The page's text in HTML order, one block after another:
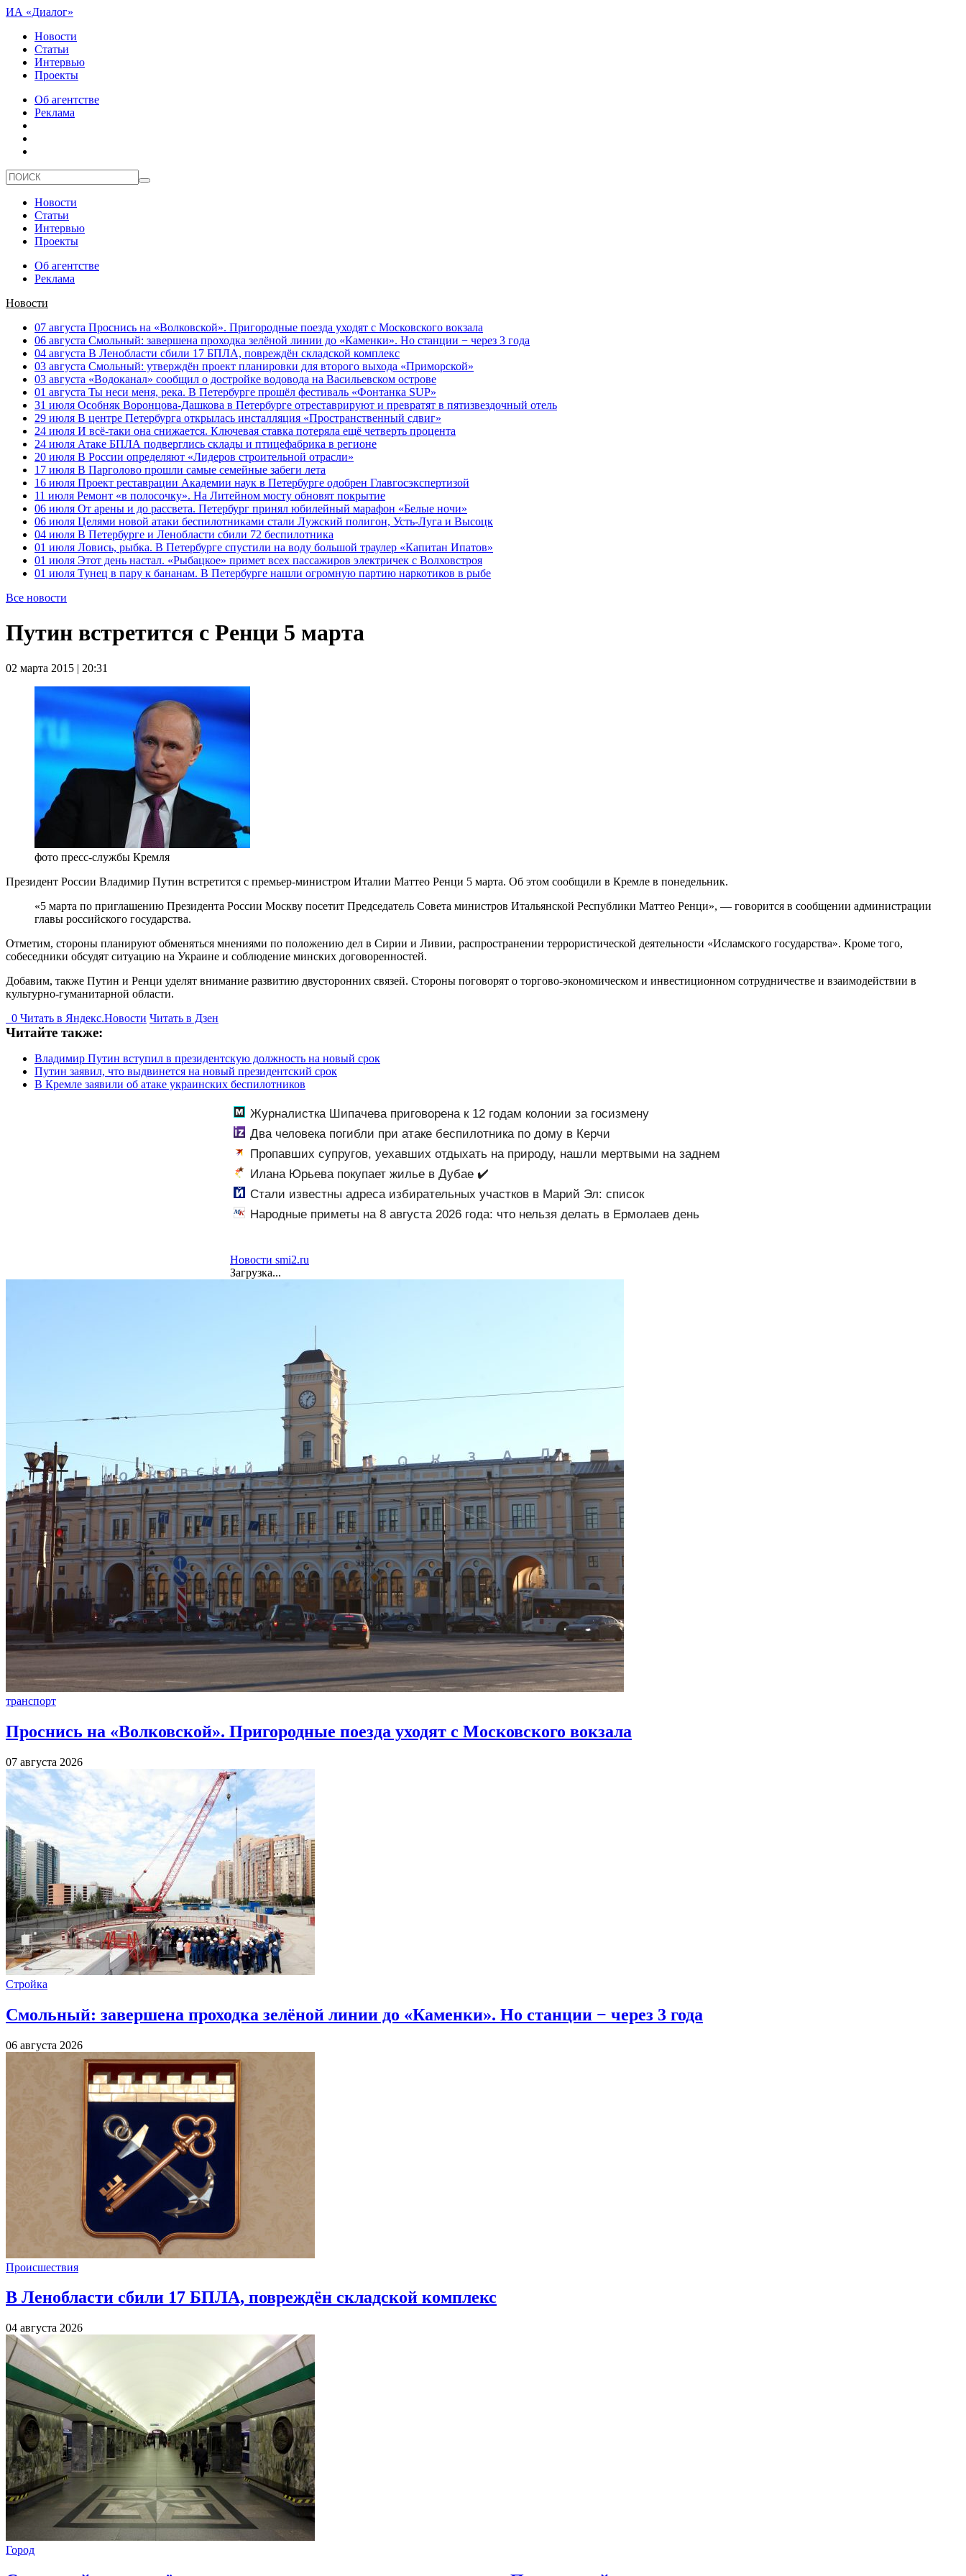
ИА «Диалог»
Новости
Статьи
Интервью
Проекты
Об агентстве
Реклама
Новости
Статьи
Интервью
Проекты
Об агентстве
Реклама
Новости
07 августа Проснись на «Волковской». Пригородные поезда уходят с Московского вокзала
06 августа Смольный: завершена проходка зелёной линии до «Каменки». Но станции − через 3 года
04 августа В Ленобласти сбили 17 БПЛА, повреждён складской комплекс
03 августа Смольный: утверждён проект планировки для второго выхода «Приморской»
03 августа «Водоканал» сообщил о достройке водовода на Васильевском острове
01 августа Ты неси меня, река. В Петербурге прошёл фестиваль «Фонтанка SUP»
31 июля Особняк Воронцова-Дашкова в Петербурге отреставрируют и превратят в пятизвездочный отель
29 июля В центре Петербурга открылась инсталляция «Пространственный сдвиг»
24 июля И всё-таки она снижается. Ключевая ставка потеряла ещё четверть процента
24 июля Атаке БПЛА подверглись склады и птицефабрика в регионе
20 июля В России определяют «Лидеров строительной отрасли»
17 июля В Парголово прошли самые семейные забеги лета
16 июля Проект реставрации Академии наук в Петербурге одобрен Главгосэкспертизой
11 июля Ремонт «в полосочку». На Литейном мосту обновят покрытие
06 июля От арены и до рассвета. Петербург принял юбилейный марафон «Белые ночи»
06 июля Целями новой атаки беспилотниками стали Лужский полигон, Усть-Луга и Высоцк
04 июля В Петербурге и Ленобласти сбили 72 беспилотника
01 июля Ловись, рыбка. В Петербурге спустили на воду большой траулер «Капитан Ипатов»
01 июля Этот день настал. «Рыбацкое» примет всех пассажиров электричек с Волховстроя
01 июля Тунец в пару к бананам. В Петербурге нашли огромную партию наркотиков в рыбе
Все новости
Путин встретится с Ренци 5 марта
02 марта 2015 | 20:31
фото пресс-службы Кремля
Президент России Владимир Путин встретится с премьер-министром Италии Маттео Ренци 5 марта. Об этом сообщили в Кремле в понедельник.
«5 марта по приглашению Президента России Москву посетит Председатель Совета министров Итальянской Республики Маттео Ренци», — говорится в сообщении администрации
главы российского государства.
Отметим, стороны планируют обменяться мнениями по положению дел в Сирии и Ливии, распространении террористической деятельности «Исламского государства». Кроме того,
собеседники обсудят ситуацию на Украине и соблюдение минских договоренностей.
Добавим, также Путин и Ренци уделят внимание развитию двусторонних связей. Стороны поговорят о торгово-экономическом и инвестиционном сотрудничестве и взаимодействии в
культурно-гуманитарной области.
0 Читать в Яндекс.Новости Читать в Дзен
Читайте также:
Владимир Путин вступил в президентскую должность на новый срок
Путин заявил, что выдвинется на новый президентский срок
В Кремле заявили об атаке украинских беспилотников
Журналистка Шипачева приговорена к 12 годам колонии за госизмену
Два человека погибли при атаке беспилотника по дому в Керчи
Пропавших супругов, уехавших отдыхать на природу, нашли мертвыми на заднем
сиденье автомобиля
Илана Юрьева покупает жилье в Дубае ✔️
Стали известны адреса избирательных участков в Марий Эл: список
Народные приметы на 8 августа 2026 года: что нельзя делать в Ермолаев день
Новости smi2.ru
Загрузка...
транспорт
Проснись на «Волковской». Пригородные поезда уходят с Московского вокзала
07 августа 2026
Стройка
Смольный: завершена проходка зелёной линии до «Каменки». Но станции − через 3 года
06 августа 2026
Происшествия
В Ленобласти сбили 17 БПЛА, повреждён складской комплекс
04 августа 2026
Город